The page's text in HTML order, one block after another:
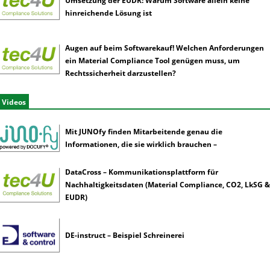
hinreichende Lösung ist
Augen auf beim Softwarekauf! Welchen Anforderungen
ein Material Compliance Tool genügen muss, um
Rechtssicherheit darzustellen?
Videos
Mit JUNOfy finden Mitarbeitende genau die
Informationen, die sie wirklich brauchen –
DataCross – Kommunikationsplattform für
Nachhaltigkeitsdaten (Material Compliance, CO2, LkSG &
EUDR)
DE-instruct – Beispiel Schreinerei